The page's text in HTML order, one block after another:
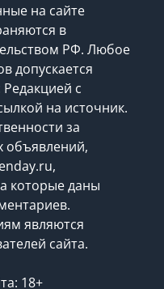
на сайте
в
РФ. Любое
допускается
с
на источник.
за
объявлений,
которые даны
являются
сайта.
18+